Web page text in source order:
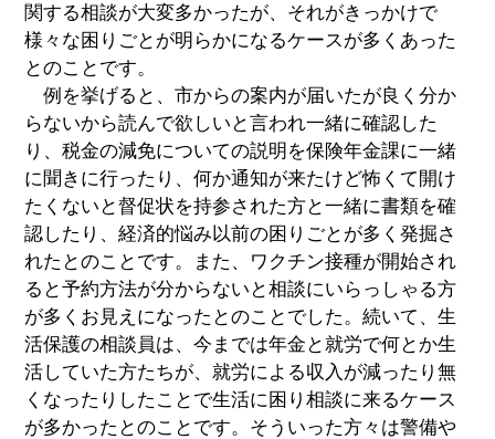
関する相談が大変多かったが、それがきっかけで
様々な困りごとが明らかになるケースが多くあった
とのことです。
例を挙げると、市からの案内が届いたが良く分か
らないから読んで欲しいと言われ一緒に確認した
り、税金の減免についての説明を保険年金課に一緒
に聞きに行ったり、何か通知が来たけど怖くて開け
たくないと督促状を持参された方と一緒に書類を確
認したり、経済的悩み以前の困りごとが多く発掘さ
れたとのことです。また、ワクチン接種が開始され
ると予約方法が分からないと相談にいらっしゃる方
が多くお見えになったとのことでした。続いて、生
活保護の相談員は、今までは年金と就労で何とか生
活していた方たちが、就労による収入が減ったり無
くなったりしたことで生活に困り相談に来るケース
が多かったとのことです。そういった方々は警備や